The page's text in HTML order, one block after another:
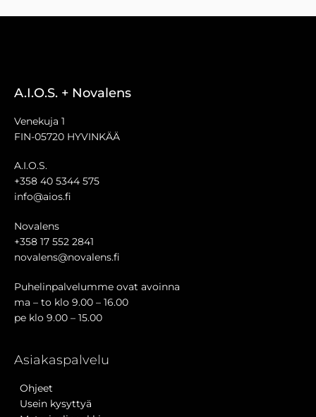
A.I.O.S. + Novalens
Venekuja 1
FIN-05720 HYVINKÄÄ
A.I.O.S.
+358 40 5344 575
info@aios.fi
Novalens
+358 17 552 2841
novalens@novalens.fi
Puhelinpalvelumme ovat avoinna
ma – to klo 9.00 – 16.00
pe klo 9.00 – 15.00
Asiakaspalvelu
Ohjeet
Usein kysyttyä